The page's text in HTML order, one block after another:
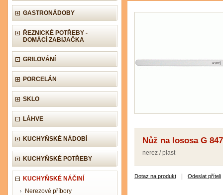
GASTRONÁDOBY
ŘEZNICKÉ POTŘEBY -
DOMÁCÍ ZABIJAČKA
GRILOVÁNÍ
PORCELÁN
SKLO
LÁHVE
KUCHYŇSKÉ NÁDOBÍ
KUCHYŇSKÉ POTŘEBY
KUCHYŇSKÉ NÁČINÍ
Nerezové příbory
Nůž na lososa G
nerez / plast
Dotaz na produkt Odeslat příteli